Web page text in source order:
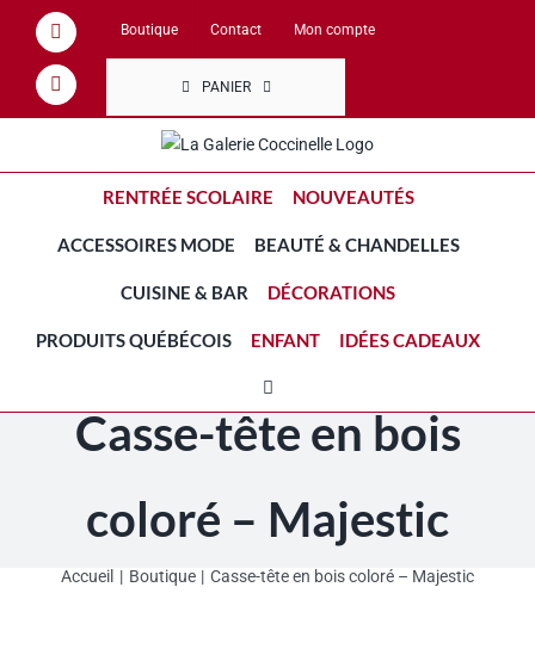
Passer
contenu
Facebook
Instagram
Boutique Contact Mon compte
PANIER
RENTRÉE SCOLAIRE NOUVEAUTÉS
ACCESSOIRES MODE BEAUTÉ & CHANDELLES
CUISINE & BAR DÉCORATIONS
PRODUITS QUÉBÉCOIS ENFANT IDÉES CADEAUX
Casse-tête en bois
coloré – Majestic
Accueil Boutique Casse-tête en bois coloré – Majestic